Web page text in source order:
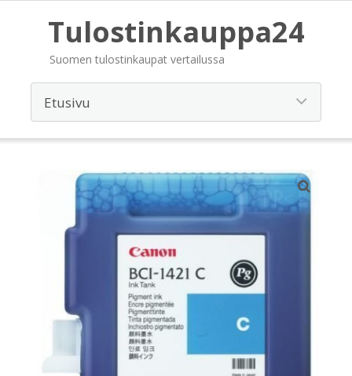
Tulostinkauppa24
Suomen tulostinkaupat vertailussa